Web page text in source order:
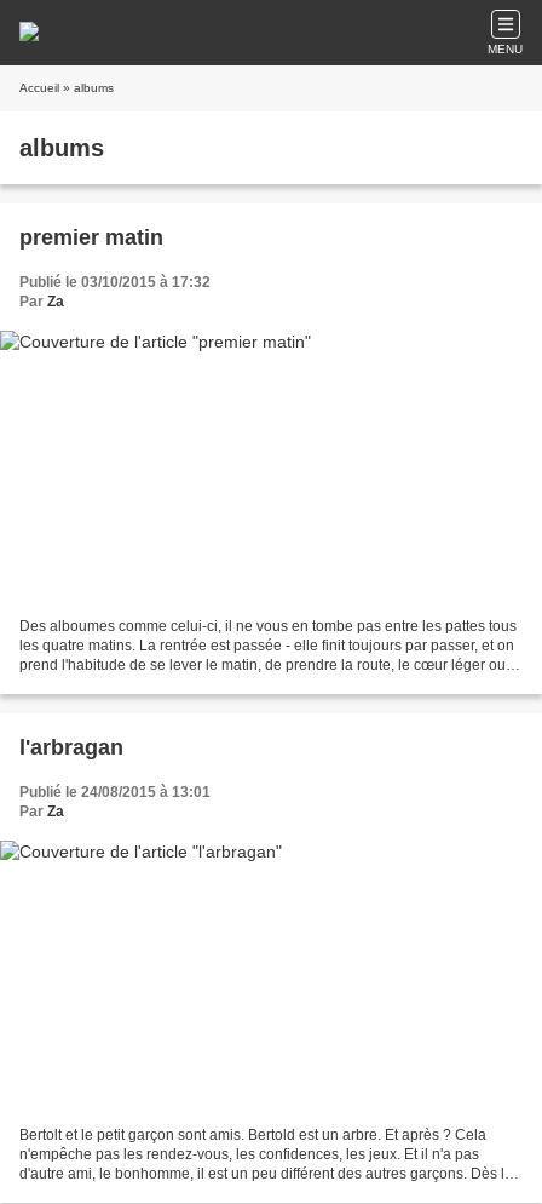
MENU
Accueil » albums
albums
premier matin
Publié le 03/10/2015 à 17:32
Par Za
Des alboumes comme celui-ci, il ne vous en tombe pas entre les pattes tous
les quatre matins. La rentrée est passée - elle finit toujours par passer, et on
prend l'habitude de se lever le matin, de prendre la route, le cœur léger ou
l'arbragan
Publié le 24/08/2015 à 13:01
Par Za
Bertolt et le petit garçon sont amis. Bertold est un arbre. Et après ? Cela
n'empêche pas les rendez-vous, les confidences, les jeux. Et il n'a pas
d'autre ami, le bonhomme, il est un peu différent des autres garçons. Dès le